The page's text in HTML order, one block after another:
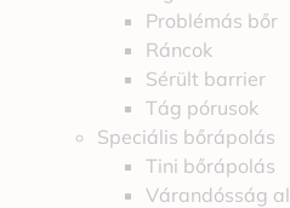
Problémás bőr
Ráncok
Sérült barrier
Tág pórusok
Speciális bőrápolás
Tini bőrápolás
Várandósság